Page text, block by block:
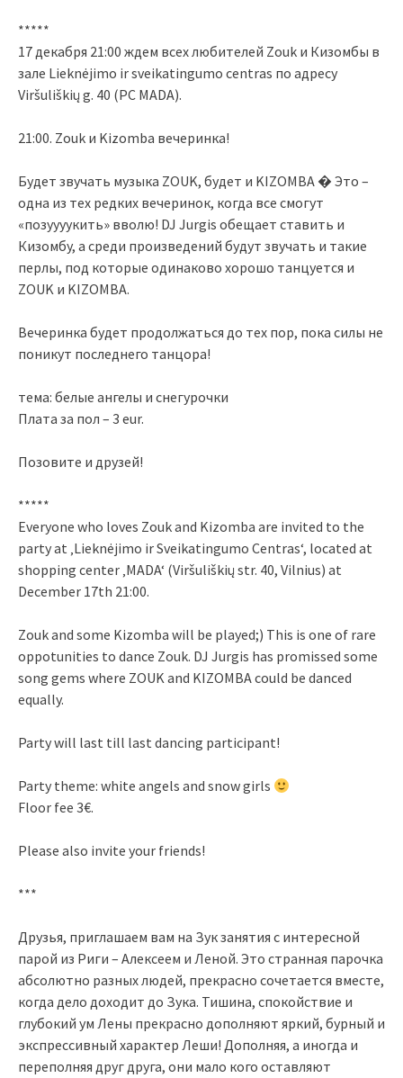
*****
17 декабря 21:00 ждем всех любителей Zouk и Кизомбы в
зале Lieknėjimo ir sveikatingumo centras по адресу
Viršuliškių g. 40 (PC MADA).
21:00. Zouk и Kizomba вечеринка!
Будет звучать музыка ZOUK, будет и KIZOMBA � Это –
одна из тех редких вечеринок, когда все смогут
«позуууукить» вволю! DJ Jurgis обещает ставить и
Кизомбу, а среди произведений будут звучать и такие
перлы, под которые одинаково хорошо танцуется и
ZOUK и KIZOMBA.
Вечеринка будет продолжаться до тех пор, пока силы не
поникут последнего танцора!
тема: белые ангелы и cнегурочки
Плата за пол – 3 eur.
Позовите и друзей!
*****
Everyone who loves Zouk and Kizomba are invited to the
party at ‚Lieknėjimo ir Sveikatingumo Centras‘, located at
shopping center ‚MADA‘ (Viršuliškių str. 40, Vilnius) at
December 17th 21:00.
Zouk and some Kizomba will be played;) This is one of rare
oppotunities to dance Zouk. DJ Jurgis has promissed some
song gems where ZOUK and KIZOMBA could be danced
equally.
Party will last till last dancing participant!
Party theme: white angels and snow girls
Floor fee 3€.
Please also invite your friends!
***
Друзья, приглашаем вам на Зук занятия с интересной
парой из Риги – Алексеем и Леной. Это странная парочка
абсолютно разных людей, прекрасно сочетается вместе,
когда дело доходит до Зука. Тишина, спокойствие и
глубокий ум Лены прекрасно дополняют яркий, бурный и
экспрессивный характер Леши! Дополняя, а иногда и
переполняя друг друга, они мало кого оставляют